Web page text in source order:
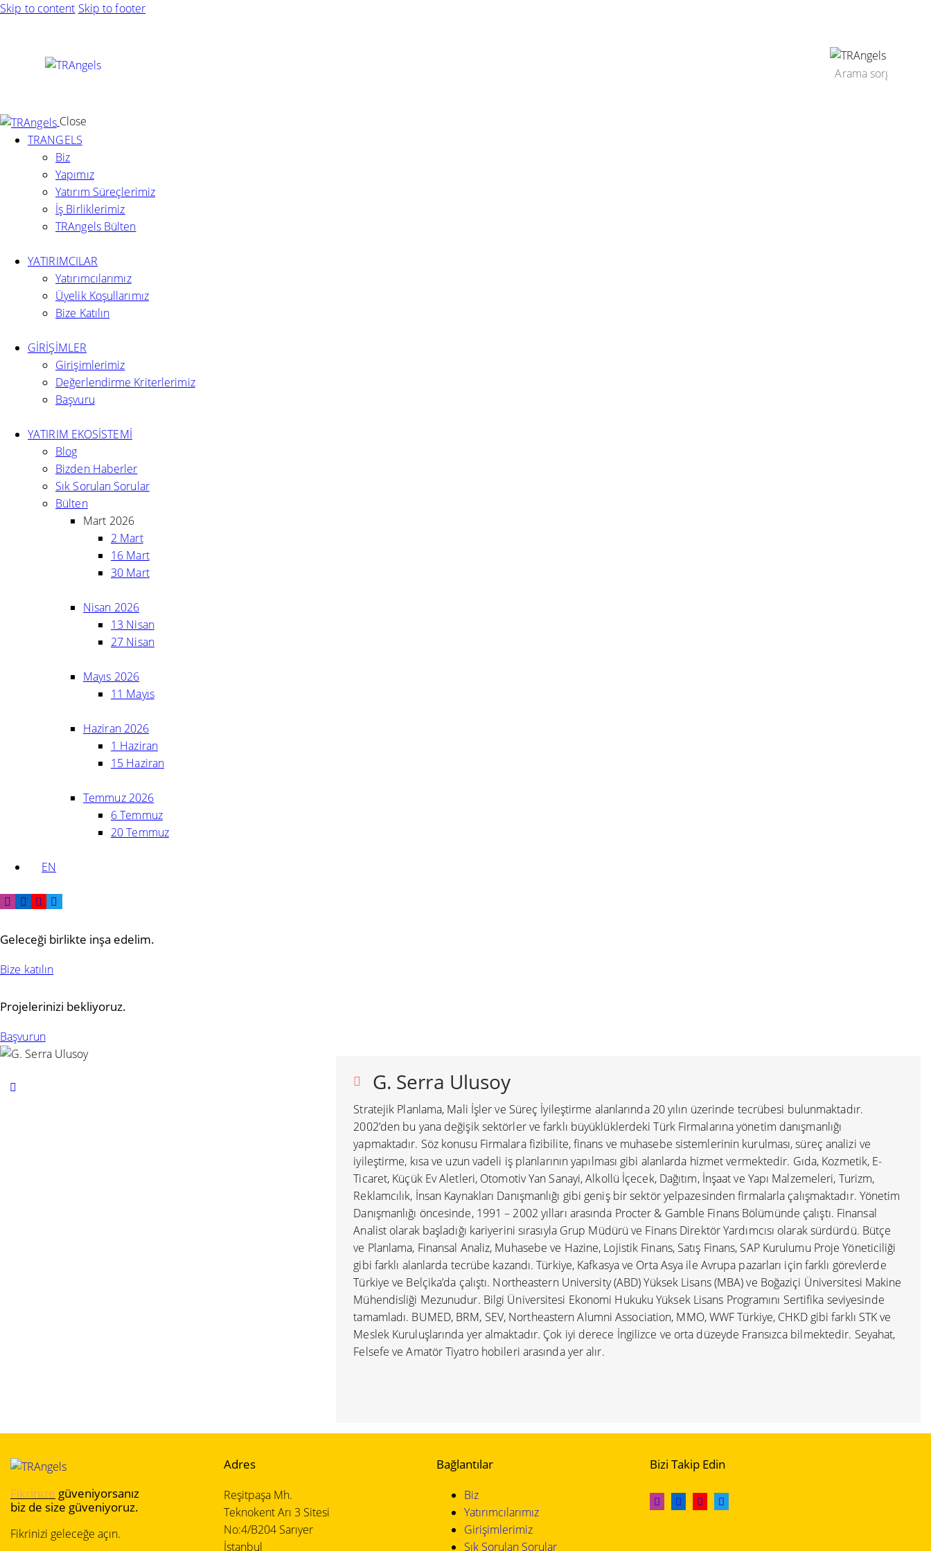
Skip to content Skip to footer
Close
TRANGELS
Biz
Yapımız
Yatırım Süreçlerimiz
İş Birliklerimiz
TRAngels Bülten
YATIRIMCILAR
Yatırımcılarımız
Üyelik Koşullarımız
Bize Katılın
GİRİŞİMLER
Girişimlerimiz
Değerlendirme Kriterlerimiz
Başvuru
YATIRIM EKOSİSTEMİ
Blog
Bizden Haberler
Sık Sorulan Sorular
Bülten
Mart 2026
2 Mart
16 Mart
30 Mart
Nisan 2026
13 Nisan
27 Nisan
Mayıs 2026
11 Mayıs
Haziran 2026
1 Haziran
15 Haziran
Temmuz 2026
6 Temmuz
20 Temmuz
EN
Geleceği birlikte inşa edelim.
Bize katılın
Projelerinizi bekliyoruz.
Başvurun
G. Serra Ulusoy
Stratejik Planlama, Mali İşler ve Süreç İyileştirme alanlarında 20 yılın üzerinde tecrübesi bulunmaktadır.
2002’den bu yana değişik sektörler ve farklı büyüklüklerdeki Türk Firmalarına yönetim danışmanlığı
yapmaktadır. Söz konusu Firmalara fizibilite, finans ve muhasebe sistemlerinin kurulması, süreç analizi ve
iyileştirme, kısa ve uzun vadeli iş planlarının yapılması gibi alanlarda hizmet vermektedir. Gıda, Kozmetik, E-
Ticaret, Küçük Ev Aletleri, Otomotiv Yan Sanayi, Alkollü İçecek, Dağıtım, İnşaat ve Yapı Malzemeleri, Turizm,
Reklamcılık, İnsan Kaynakları Danışmanlığı gibi geniş bir sektör yelpazesinden firmalarla çalışmaktadır. Yönetim
Danışmanlığı öncesinde, 1991 – 2002 yılları arasında Procter & Gamble Finans Bölümünde çalıştı. Finansal
Analist olarak başladığı kariyerini sırasıyla Grup Müdürü ve Finans Direktör Yardımcısı olarak sürdürdü. Bütçe
ve Planlama, Finansal Analiz, Muhasebe ve Hazine, Lojistik Finans, Satış Finans, SAP Kurulumu Proje Yöneticiliği
gibi farklı alanlarda tecrübe kazandı. Türkiye, Kafkasya ve Orta Asya ile Avrupa pazarları için farklı görevlerde
Türkiye ve Belçika’da çalıştı. Northeastern University (ABD) Yüksek Lisans (MBA) ve Boğaziçi Üniversitesi Makine
Mühendisliği Mezunudur. Bilgi Üniversitesi Ekonomi Hukuku Yüksek Lisans Programını Sertifika seviyesinde
tamamladı. BUMED, BRM, SEV, Northeastern Alumni Association, MMO, WWF Türkiye, CHKD gibi farklı STK ve
Meslek Kuruluşlarında yer almaktadır. Çok iyi derece İngilizce ve orta düzeyde Fransızca bilmektedir. Seyahat,
Felsefe ve Amatör Tiyatro hobileri arasında yer alır.
Fikrinize güveniyorsanız
biz de size güveniyoruz.
Fikrinizi geleceğe açın.
Adres
Reşitpaşa Mh.
Teknokent Arı 3 Sitesi
No:4/B204 Sarıyer
İstanbul
Bağlantılar
Biz
Yatırımcılarımız
Girişimlerimiz
Sık Sorulan Sorular
Bizi Takip Edin